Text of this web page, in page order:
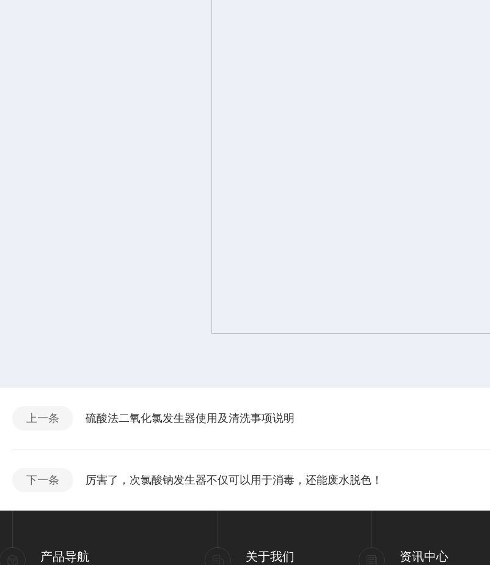
上一条 硫酸法二氧化氯发生器使用及清洗事项说明
下一条 厉害了，次氯酸钠发生器不仅可以用于消毒，还能废水脱色！
产品导航 关于我们 资讯中心